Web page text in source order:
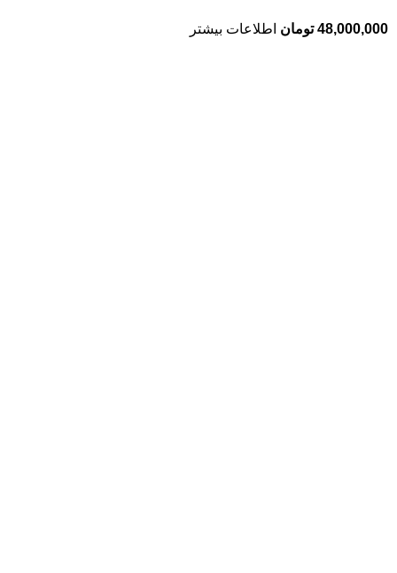
48,000,000 تومان اطلاعات بیشتر